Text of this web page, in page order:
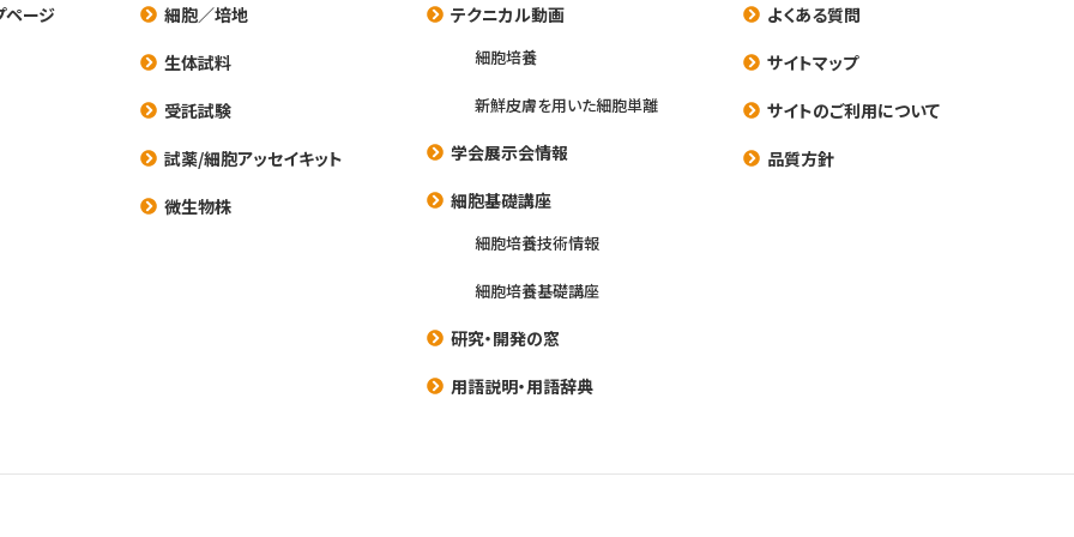
ページ
細胞／培地
生体試料
受託試験
試薬/細胞アッセイキット
微生物株
テクニカル動画
細胞培養
新鮮皮膚を用いた細胞単離
学会展示会情報
細胞基礎講座
細胞培養技術情報
細胞培養基礎講座
研究・開発の窓
用語説明・用語辞典
よくある質問
サイトマップ
サイトのご利用について
品質方針